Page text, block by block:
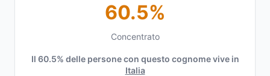
60.5%
Concentrato
Il 60.5% delle persone con questo cognome vive in
Italia